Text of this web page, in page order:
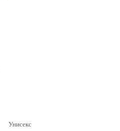
Унисекс